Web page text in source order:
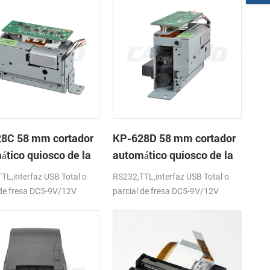
58 mm cortador
quiosco de la
térmicaUSB Total o
fresa DC5-9V/12V
KP-628D 58 mm cortador
automático quiosco de la
impresora térmica
RS232,TTL,interfaz USB Total o
parcial de fresa DC5-9V/12V